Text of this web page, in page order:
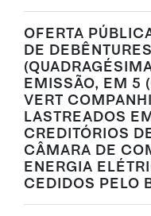
OFERTA
DE
EMISSÃO, EM 5
VERT
LASTREADOS
CREDITÓRIOS
CÂMARA DE
ENERGIA
CEDIDOS PELO